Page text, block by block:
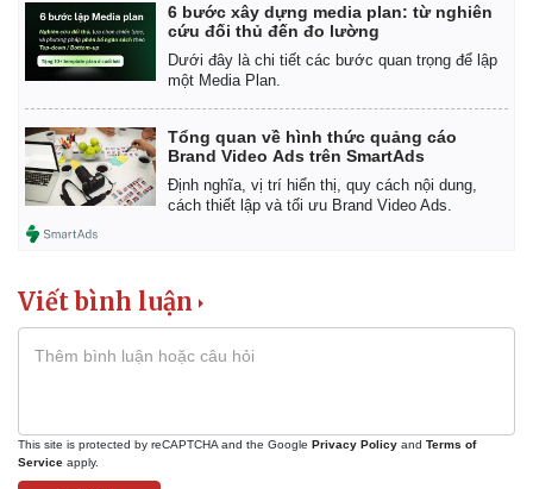
Pháp luật
Vụ án
Tin nóng
Tư vấn luật
Quân sự - Quốc phòng
Vũ khí
Phân tích
6 bước xây dựng media plan: từ nghiên
cứu đối thủ đến đo lường
Dưới đây là chi tiết các bước quan trọng để lập
một Media Plan.
Tổng quan về hình thức quảng cáo
Brand Video Ads trên SmartAds
Định nghĩa, vị trí hiển thị, quy cách nội dung,
cách thiết lập và tối ưu Brand Video Ads.
Viết bình luận
This site is protected by reCAPTCHA and the Google Privacy Policy and Terms of
Service apply.